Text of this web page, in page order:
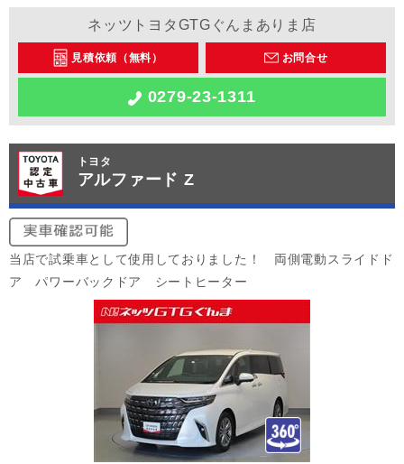
ネッツトヨタGTGぐんまありま店
見積依頼（無料） お問合せ
0279-23-1311
トヨタ
アルファード Z
当店で試乗車として使用しておりました！ 両側電動スライドド
ア パワーバックドア シートヒーター